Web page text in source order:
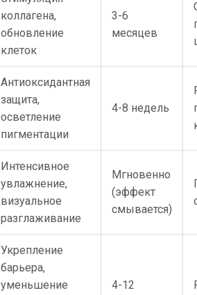
коллагена,
обновление
клеток
3-6
месяцев
Антиоксидантная
защита,
осветление
пигментации
4-8 недель
Интенсивное
увлажнение,
визуальное
разглаживание
Мгновенно
(эффект
смывается)
Укрепление
барьера,
уменьшение
4-12